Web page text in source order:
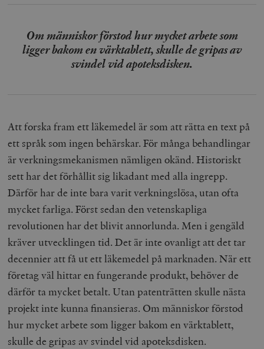
Om människor förstod hur mycket arbete som
ligger bakom en värktablett, skulle de gripas av
svindel vid apoteksdisken.
Att forska fram ett läkemedel är som att rätta en text på
ett språk som ingen behärskar. För många behandlingar
är verkningsmekanismen nämligen okänd. Historiskt
sett har det förhållit sig likadant med alla ingrepp.
Därför har de inte bara varit verkningslösa, utan ofta
mycket farliga. Först sedan den vetenskapliga
revolutionen har det blivit annorlunda. Men i gengäld
kräver utvecklingen tid. Det är inte ovanligt att det tar
decennier att få ut ett läkemedel på marknaden. När ett
företag väl hittar en fungerande produkt, behöver de
därför ta mycket betalt. Utan patenträtten skulle nästa
projekt inte kunna finansieras. Om människor förstod
hur mycket arbete som ligger bakom en värktablett,
skulle de gripas av svindel vid apoteksdisken.